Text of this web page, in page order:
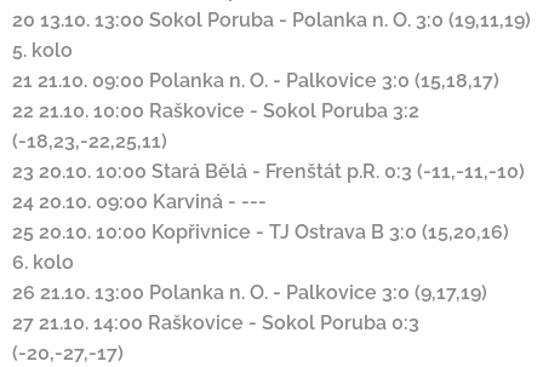
20 13.10. 13:00 Sokol Poruba - Polanka n. O. 3:0 (19,11,19)
5. kolo
21 21.10. 09:00 Polanka n. O. - Palkovice 3:0 (15,18,17)
22 21.10. 10:00 Raškovice - Sokol Poruba 3:2
(-18,23,-22,25,11)
23 20.10. 10:00 Stará Bělá - Frenštát p.R. 0:3 (-11,-11,-10)
24 20.10. 09:00 Karviná - ---
25 20.10. 10:00 Kopřivnice - TJ Ostrava B 3:0 (15,20,16)
6. kolo
26 21.10. 13:00 Polanka n. O. - Palkovice 3:0 (9,17,19)
27 21.10. 14:00 Raškovice - Sokol Poruba 0:3
(-20,-27,-17)